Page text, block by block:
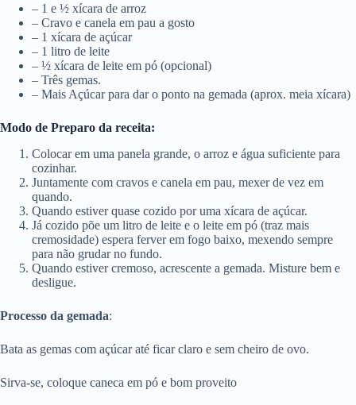
– 1 e ½ xícara de arroz
– Cravo e canela em pau a gosto
– 1 xícara de açúcar
– 1 litro de leite
– ½ xícara de leite em pó (opcional)
– Três gemas.
– Mais Açúcar para dar o ponto na gemada (aprox. meia xícara)
Modo de Preparo da receita:
Colocar em uma panela grande, o arroz e água suficiente para
cozinhar.
Juntamente com cravos e canela em pau, mexer de vez em
quando.
Quando estiver quase cozido por uma xícara de açúcar.
Já cozido põe um litro de leite e o leite em pó (traz mais
cremosidade) espera ferver em fogo baixo, mexendo sempre
para não grudar no fundo.
Quando estiver cremoso, acrescente a gemada. Misture bem e
desligue.
Processo da gemada:
Bata as gemas com açúcar até ficar claro e sem cheiro de ovo.
Sirva-se, coloque caneca em pó e bom proveito